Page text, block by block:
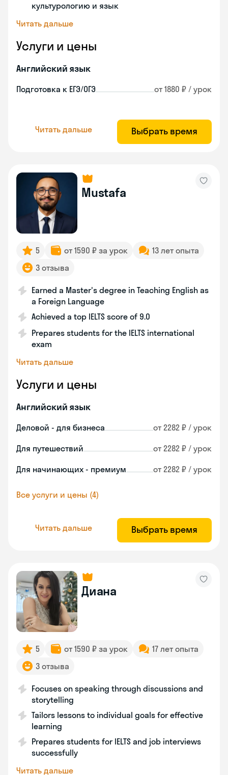
культурологию и язык
Читать дальше
Услуги и цены
Английский язык
Подготовка к ЕГЭ/ОГЭ от 1880 ₽ / урок
Читать дальше Выбрать время
Mustafa
5 от 1590 ₽ за урок
13 лет опыта
3 отзыва
Earned a Master's degree in Teaching English as
a Foreign Language
Achieved a top IELTS score of 9.0
Prepares students for the IELTS international
exam
Читать дальше
Услуги и цены
Английский язык
Деловой - для бизнеса от 2282 ₽ / урок
Для путешествий от 2282 ₽ / урок
Для начинающих - премиум от 2282 ₽ / урок
Все услуги и цены (4)
Читать дальше Выбрать время
Диана
5 от 1590 ₽ за урок
17 лет опыта
3 отзыва
Focuses on speaking through discussions and
storytelling
Tailors lessons to individual goals for effective
learning
Prepares students for IELTS and job interviews
successfully
Читать дальше